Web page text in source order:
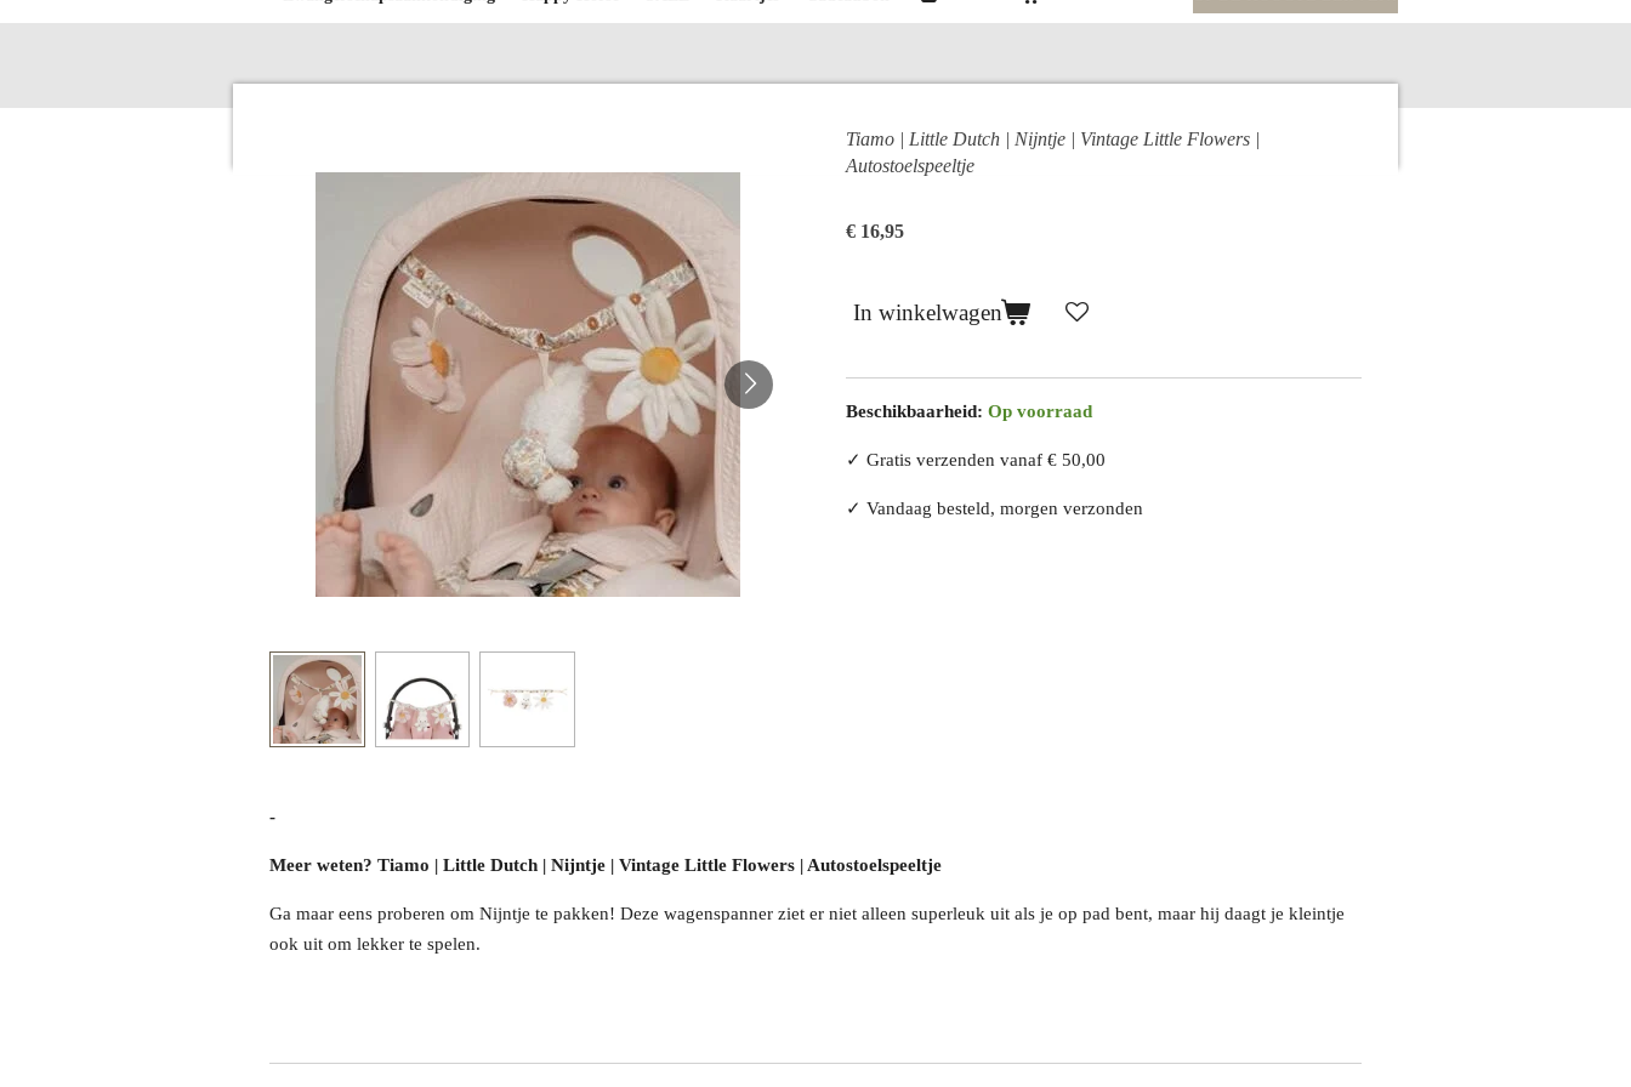
Tiamo | Little Dutch | Nijntje | Vintage Little Flowers |
Autostoelspeeltje
€ 16,95
In winkelwagen
Beschikbaarheid: Op voorraad
✓ Gratis verzenden vanaf € 50,00
✓ Vandaag besteld, morgen verzonden
-
Meer weten? Tiamo | Little Dutch | Nijntje | Vintage Little Flowers | Autostoelspeeltje
Ga maar eens proberen om Nijntje te pakken! Deze wagenspanner ziet er niet alleen superleuk uit als je op pad bent, maar hij daagt je kleintje
ook uit om lekker te spelen.